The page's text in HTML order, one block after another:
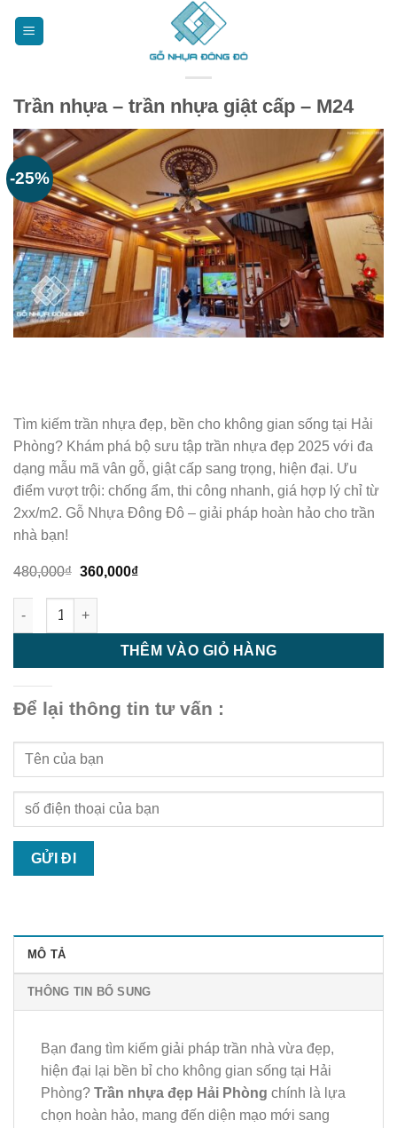
Trần nhựa – trần nhựa giật cấp – M24
-25%
Tìm kiếm trần nhựa đẹp, bền cho không gian sống tại Hải
Phòng? Khám phá bộ sưu tập trần nhựa đẹp 2025 với đa
dạng mẫu mã vân gỗ, giật cấp sang trọng, hiện đại. Ưu
điểm vượt trội: chống ẩm, thi công nhanh, giá hợp lý chỉ từ
2xx/m2. Gỗ Nhựa Đông Đô – giải pháp hoàn hảo cho trần
nhà bạn!
480,000₫ Giá
là:
480,000₫.
360,000₫Giá
Trần nhựa - trần nhựa giật cấp - M24 số lượng
THÊM VÀO GIỎ HÀNG
Để lại thông tin tư vấn :
MÔ TẢ
THÔNG TIN BỔ SUNG
Bạn đang tìm kiếm giải pháp trần nhà vừa đẹp,
hiện đại lại bền bỉ cho không gian sống tại Hải
Phòng? Trần nhựa đẹp Hải Phòng chính là lựa
chọn hoàn hảo, mang đến diện mạo mới sang